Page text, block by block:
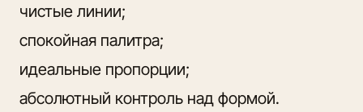
чистые линии;
спокойная палитра;
идеальные пропорции;
абсолютный контроль над формой.